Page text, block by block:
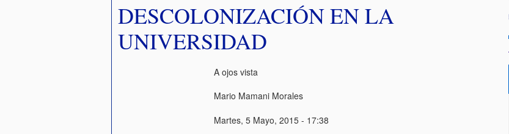
DESCOLONIZACIÓN EN LA
UNIVERSIDAD
A ojos vista
Mario Mamani Morales
Martes, 5 Mayo, 2015 - 17:38